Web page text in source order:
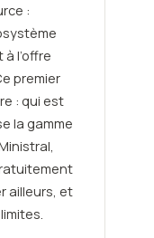
:
l’offre
premier
: qui est
la gamme
ailleurs, et